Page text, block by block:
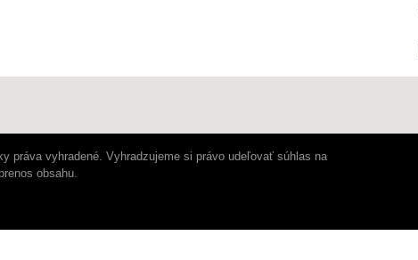
práva vyhradené. Vyhradzujeme si právo udeľovať súhlas na
obsahu.